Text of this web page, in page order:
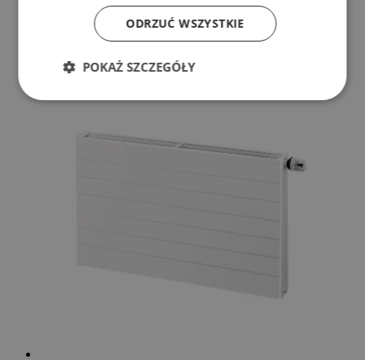
Dodaj do koszyka
ODRZUĆ WSZYSTKIE
POKAŻ SZCZEGÓŁY